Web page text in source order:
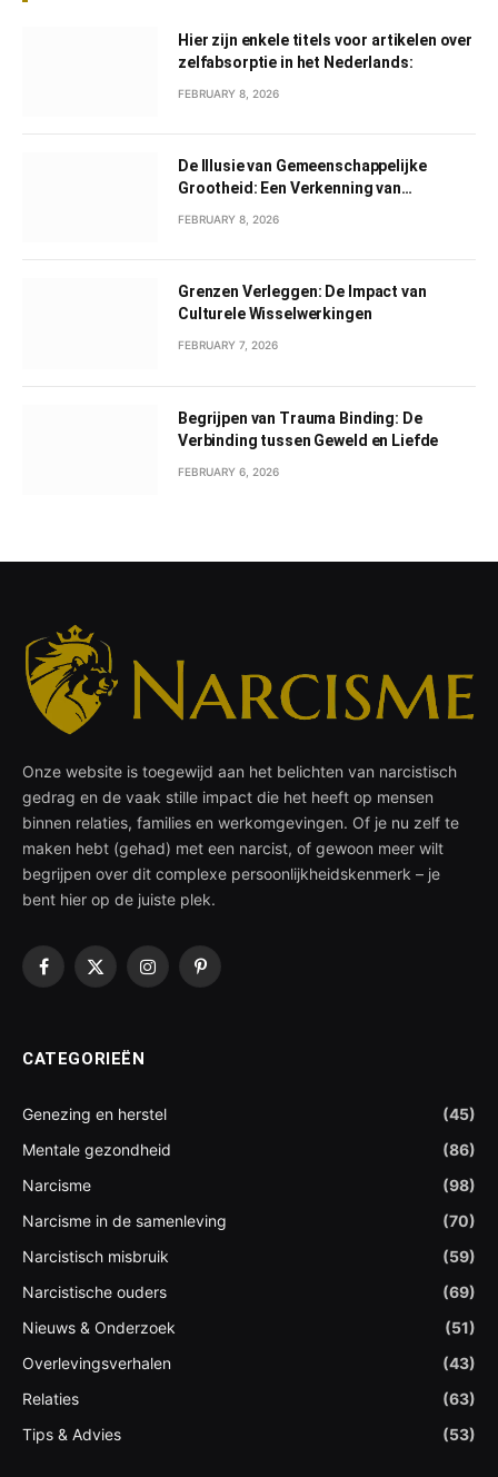
Hier zijn enkele titels voor artikelen over
zelfabsorptie in het Nederlands:
FEBRUARY 8, 2026
De Illusie van Gemeenschappelijke
Grootheid: Een Verkenning van
FEBRUARY 8, 2026
Grenzen Verleggen: De Impact van
Culturele Wisselwerkingen
FEBRUARY 7, 2026
Begrijpen van Trauma Binding: De
Verbinding tussen Geweld en Liefde
FEBRUARY 6, 2026
Onze website is toegewijd aan het belichten van narcistisch
gedrag en de vaak stille impact die het heeft op mensen
binnen relaties, families en werkomgevingen. Of je nu zelf te
maken hebt (gehad) met een narcist, of gewoon meer wilt
begrijpen over dit complexe persoonlijkheidskenmerk – je
bent hier op de juiste plek.
Facebook
X
InstagramPinterest
CATEGORIEËN
Genezing en herstel
(45)
Mentale gezondheid
(86)
Narcisme
(98)
Narcisme in de samenleving
(70)
Narcistisch misbruik
(59)
Narcistische ouders
(69)
Nieuws & Onderzoek
(51)
Overlevingsverhalen
(43)
Relaties
(63)
Tips & Advies
(53)